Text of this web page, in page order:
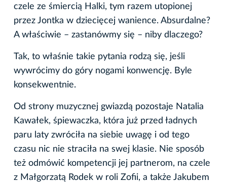
czele ze śmiercią Halki, tym razem utopionej
przez Jontka w dziecięcej wanience. Absurdalne?
A właściwie – zastanówmy się – niby dlaczego?
Tak, to właśnie takie pytania rodzą się, jeśli
wywrócimy do góry nogami konwencję. Byle
konsekwentnie.
Od strony muzycznej gwiazdą pozostaje Natalia
Kawałek, śpiewaczka, która już przed ładnych
paru laty zwróciła na siebie uwagę i od tego
czasu nic nie straciła na swej klasie. Nie sposób
też odmówić kompetencji jej partnerom, na czele
z Małgorzatą Rodek w roli Zofii, a także Jakubem